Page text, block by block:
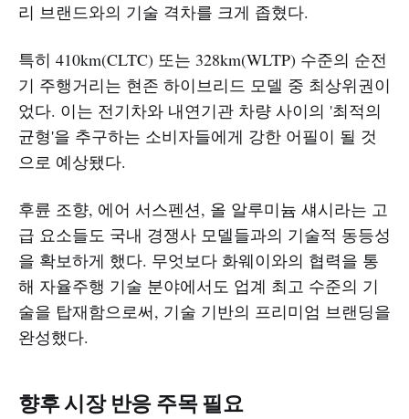
리 브랜드와의 기술 격차를 크게 좁혔다.
특히 410km(CLTC) 또는 328km(WLTP) 수준의 순전
기 주행거리는 현존 하이브리드 모델 중 최상위권이
었다. 이는 전기차와 내연기관 차량 사이의 '최적의
균형'을 추구하는 소비자들에게 강한 어필이 될 것
으로 예상됐다.
후륜 조향, 에어 서스펜션, 올 알루미늄 섀시라는 고
급 요소들도 국내 경쟁사 모델들과의 기술적 동등성
을 확보하게 했다. 무엇보다 화웨이와의 협력을 통
해 자율주행 기술 분야에서도 업계 최고 수준의 기
술을 탑재함으로써, 기술 기반의 프리미엄 브랜딩을
완성했다.
향후 시장 반응 주목 필요